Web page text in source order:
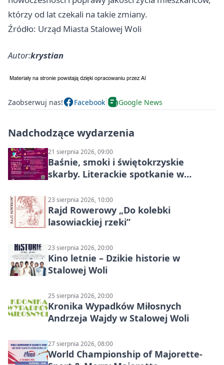
którzy od lat czekali na takie zmiany.
Źródło: Urząd Miasta Stalowej Woli
Autor:krystian
Zaobserwuj nas! Facebook Google News
Nadchodzące wydarzenia
21 sierpnia 2026, 09:00
Baśnie, smoki i świętokrzyskie
skarby. Literackie spotkanie w
23 sierpnia 2026, 10:00
Rajd Rowerowy „Do kolebki
lasowiackiej rzeki”
23 sierpnia 2026, 20:00
Kino letnie – Dzikie historie w
Stalowej Woli
25 sierpnia 2026, 20:00
Kronika Wypadków Miłosnych
Andrzeja Wajdy w Stalowej Woli
27 sierpnia 2026, 08:00
World Championship of Majorette-